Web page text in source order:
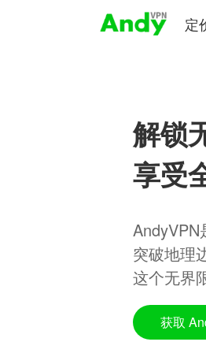
定
解锁
享受
突破地理
这个无界
获取